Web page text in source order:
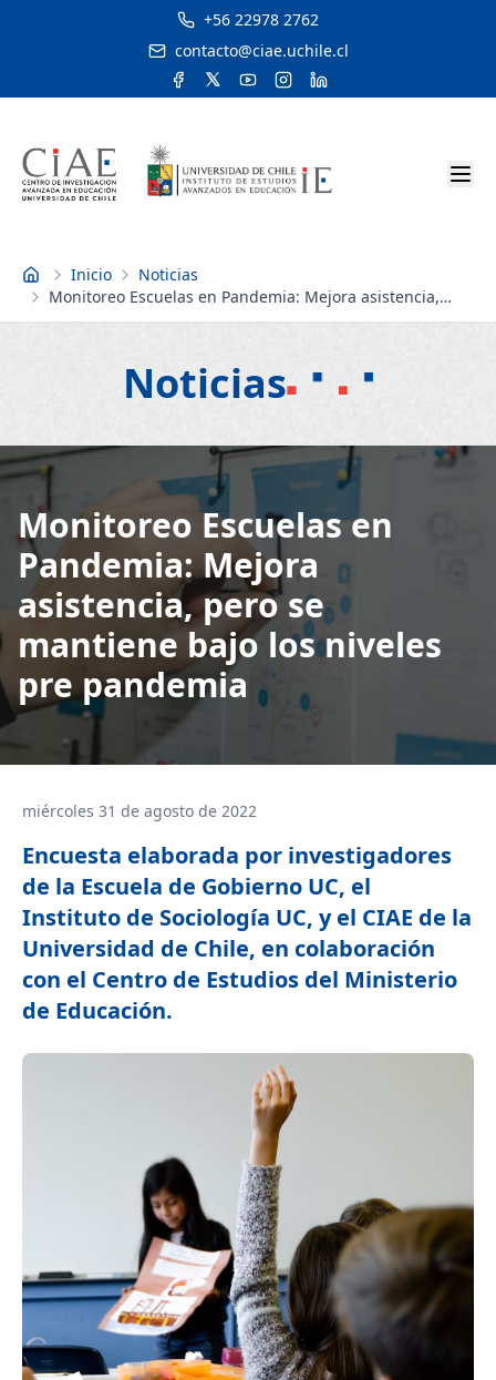
+56 22978 2762
contacto@ciae.uchile.cl
Inicio Inicio
Noticias
Monitoreo Escuelas en Pandemia: Mejora asistencia,
pero se mantiene bajo los niveles pre pandemia
Noticias
Monitoreo Escuelas en
Pandemia: Mejora
asistencia, pero se
mantiene bajo los niveles
pre pandemia
miércoles 31 de agosto de 2022
Encuesta elaborada por investigadores
de la Escuela de Gobierno UC, el
Instituto de Sociología UC, y el CIAE de la
Universidad de Chile, en colaboración
con el Centro de Estudios del Ministerio
de Educación.